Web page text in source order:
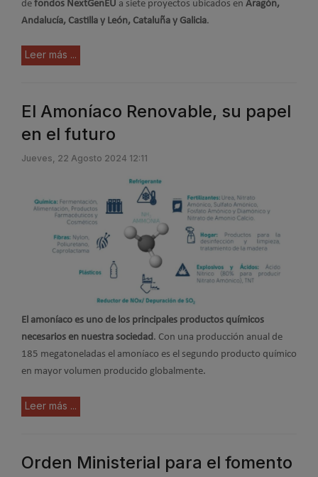
de fondos NextGenEU a siete proyectos ubicados en Aragón,
Andalucía, Castilla y León, Cataluña y Galicia.
Leer más ...
El Amoníaco Renovable, su papel
en el futuro
Jueves, 22 Agosto 2024 12:11
El amoníaco es uno de los principales productos químicos
necesarios en nuestra sociedad. Con una producción anual de
185 megatoneladas el amoníaco es el segundo producto químico
en mayor volumen producido globalmente.
Leer más ...
Orden Ministerial para el fomento